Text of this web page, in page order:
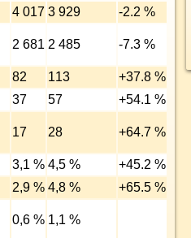
4 017 3 929
-2.2 %
2 681 2 485 -7.3 %
82 113
+37.8 %
37 57
+54.1 %
17 28 +64.7 %
3,1 % 4,5 %
+45.2 %
2,9 % 4,8 %
+65.5 %
0,6 % 1,1 %